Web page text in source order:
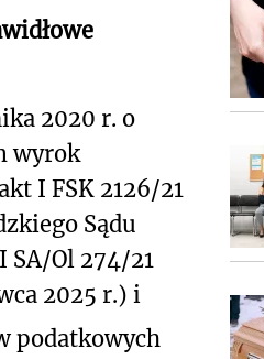
2020 r. o
wyrok
I FSK 2126/21
Sądu
SA/Ol 274/21
2025 r.) i
podatkowych